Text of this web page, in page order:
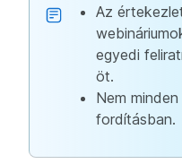
Az
egyedi
öt.
Nem
fordításban.